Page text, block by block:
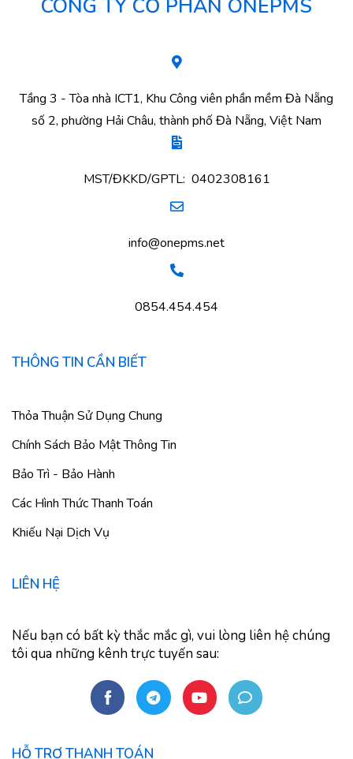
CÔNG TY CỔ PHẦN ONEPMS
Tầng 3 - Tòa nhà ICT1, Khu Công viên phần mềm Đà Nẵng
số 2, phường Hải Châu, thành phố Đà Nẵng, Việt Nam
MST/ĐKKD/GPTL: 0402308161
info@onepms.net
0854.454.454
THÔNG TIN CẦN BIẾT
Thỏa Thuận Sử Dụng Chung
Chính Sách Bảo Mật Thông Tin
Bảo Trì - Bảo Hành
Các Hình Thức Thanh Toán
Khiếu Nại Dịch Vụ
LIÊN HỆ
Nếu bạn có bất kỳ thắc mắc gì, vui lòng liên hệ chúng
tôi qua những kênh trực tuyến sau:
HỖ TRỢ THANH TOÁN